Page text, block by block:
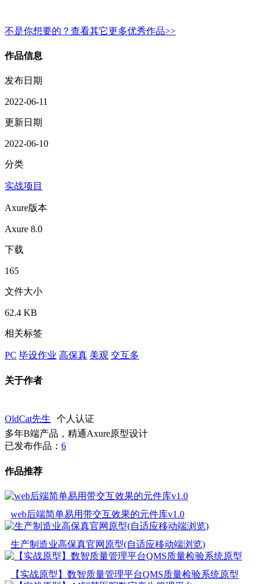
不是你想要的？查看其它更多优秀作品>>
作品信息
发布日期
2022-06-11
更新日期
2022-06-10
分类
实战项目
Axure版本
Axure 8.0
下载
165
文件大小
62.4 KB
相关标签
PC 毕设作业 高保真 美观 交互多
关于作者
OldCat先生
个人认证
多年B端产品，精通Axure原型设计
已发布作品： 6
作品推荐
web后端简单易用带交互效果的元件库v1.0
生产制造业高保真官网原型(自适应移动端浏览)
【实战原型】数智质量管理平台QMS质量检验系统原型